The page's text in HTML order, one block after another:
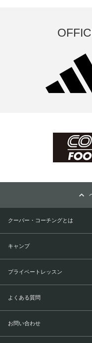
クーバー・コーチングとは
キャンプ
プライベートレッスン
よくある質問
お問い合わせ